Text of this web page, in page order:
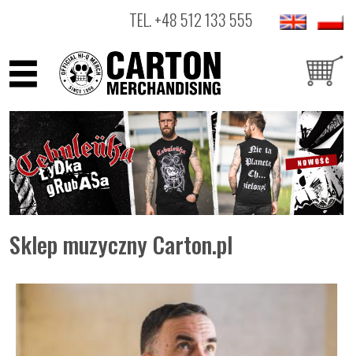
TEL.+48 512 133 555
ARTYŚCI
PRODUKTY
OUTLET
Sklep muzyczny Carton.pl